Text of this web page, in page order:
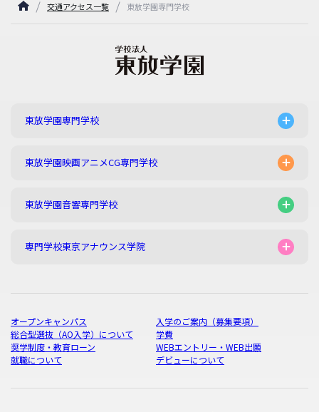
交通アクセス一覧 東放学園専門学校
東放学園専門学校
東放学園映画アニメCG専門学校
東放学園音響専門学校
専門学校東京アナウンス学院
オープンキャンパス
入学のご案内（募集要項）
総合型選抜（AO入学）について
学費
奨学制度・教育ローン
WEBエントリー・WEB出願
就職について
デビューについて